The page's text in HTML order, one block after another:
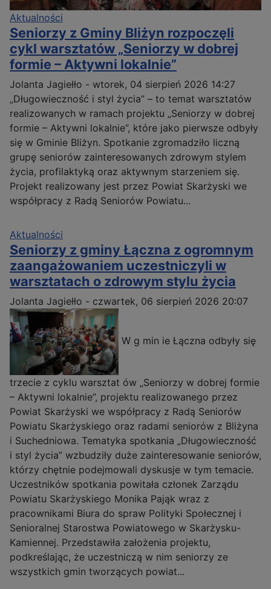
Aktualności
Seniorzy z Gminy Bliżyn rozpoczęli
cykl warsztatów „Seniorzy w dobrej
formie – Aktywni lokalnie”
Jolanta Jagiełło - wtorek, 04 sierpień 2026 14:27
„Długowieczność i styl życia” – to temat warsztatów
realizowanych w ramach projektu „Seniorzy w dobrej
formie – Aktywni lokalnie”, które jako pierwsze odbyły
się w Gminie Bliżyn. Spotkanie zgromadziło liczną
grupę seniorów zainteresowanych zdrowym stylem
życia, profilaktyką oraz aktywnym starzeniem się.
Projekt realizowany jest przez Powiat Skarżyski we
współpracy z Radą Seniorów Powiatu...
Aktualności
Seniorzy z gminy Łączna z ogromnym
zaangażowaniem uczestniczyli w
warsztatach o zdrowym stylu życia
Jolanta Jagiełło - czwartek, 06 sierpień 2026 20:07
W g min ie Łączna odbyły się
trzecie z cyklu warsztat ów „Seniorzy w dobrej formie
– Aktywni lokalnie”, projektu realizowanego przez
Powiat Skarżyski we współpracy z Radą Seniorów
Powiatu Skarżyskiego oraz radami seniorów z Bliżyna
i Suchedniowa. Tematyka spotkania „Długowieczność
i styl życia” wzbudziły duże zainteresowanie seniorów,
którzy chętnie podejmowali dyskusje w tym temacie.
Uczestników spotkania powitała członek Zarządu
Powiatu Skarżyskiego Monika Pająk wraz z
pracownikami Biura do spraw Polityki Społecznej i
Senioralnej Starostwa Powiatowego w Skarżysku-
Kamiennej. Przedstawiła założenia projektu,
podkreślając, że uczestniczą w nim seniorzy ze
wszystkich gmin tworzących powiat...